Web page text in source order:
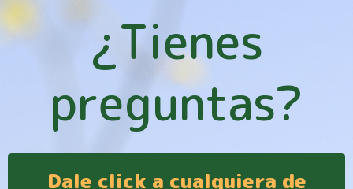
¿Tienes
preguntas?
Dale click a cualquiera de